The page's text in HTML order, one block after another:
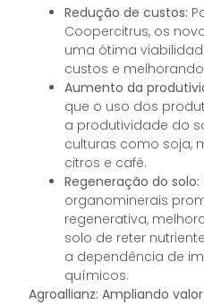
Redução de custos:
Coopercitrus, os
uma ótima
custos e
Aumento da
que o uso dos
a produtividade do
culturas como soja,
citros e café.
Regeneração do solo:
organominerais
regenerativa,
solo de reter
a dependência de
químicos.
Agroallianz: Ampliando